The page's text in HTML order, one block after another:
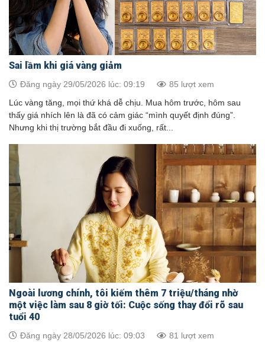
Sai lầm khi giá vàng giảm
Đăng ngày 29/05/2026 lúc: 09:19 85 lượt xem
Lúc vàng tăng, mọi thứ khá dễ chịu. Mua hôm trước, hôm sau
thấy giá nhích lên là đã có cảm giác “mình quyết định đúng”.
Nhưng khi thị trường bắt đầu đi xuống, rất...
Ngoài lương chính, tôi kiếm thêm 7 triệu/tháng nhờ
một việc làm sau 8 giờ tối: Cuộc sống thay đổi rõ sau
tuổi 40
Đăng ngày 28/05/2026 lúc: 09:03 81 lượt xem